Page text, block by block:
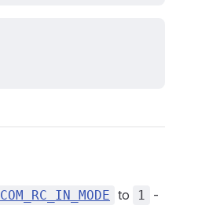
COM_RC_IN_MODE to 1
-